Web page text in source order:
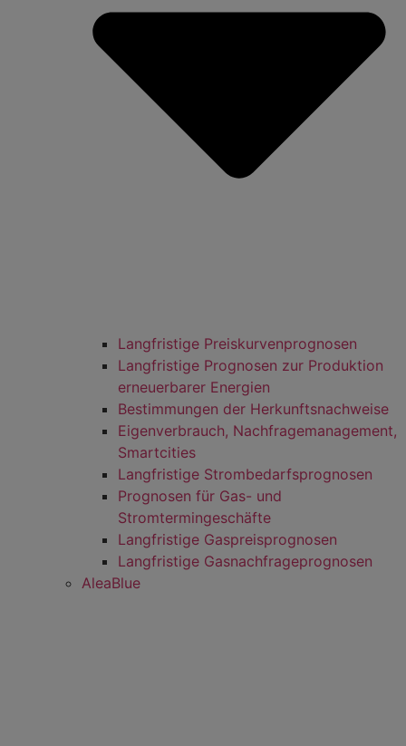
Langfristige Preiskurvenprognosen
Langfristige Prognosen zur Produktion
erneuerbarer Energien
Bestimmungen der Herkunftsnachweise
Eigenverbrauch, Nachfragemanagement,
Smartcities
Langfristige Strombedarfsprognosen
Prognosen für Gas- und
Stromtermingeschäfte
Langfristige Gaspreisprognosen
Langfristige Gasnachfrageprognosen
AleaBlue